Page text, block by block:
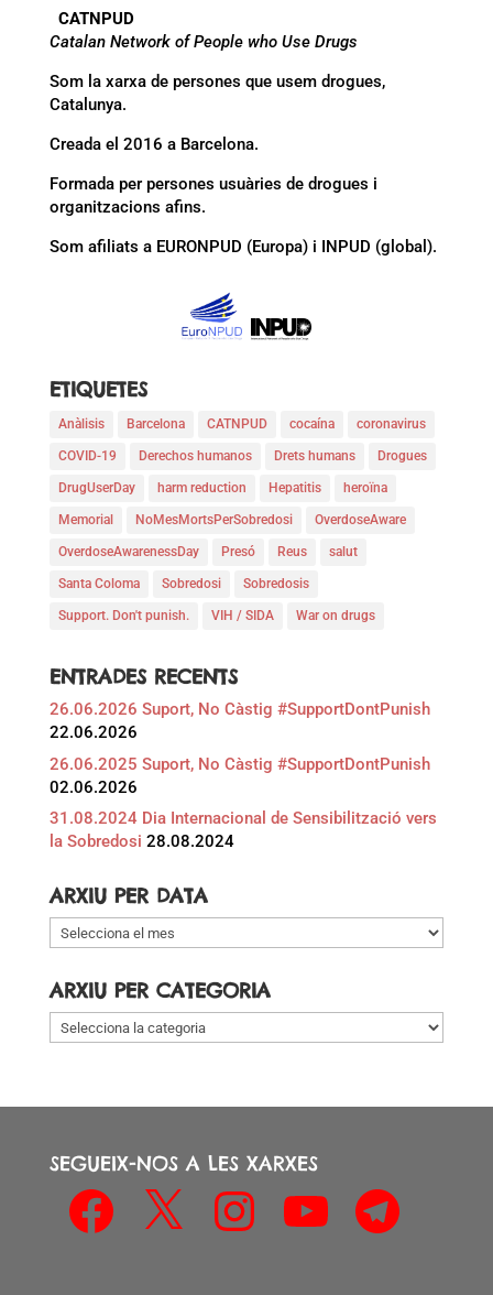
CATNPUD
Catalan Network of People who Use Drugs
Som la xarxa de persones que usem drogues,
Catalunya.
Creada el 2016 a Barcelona.
Formada per persones usuàries de drogues i
organitzacions afins.
Som afiliats a EURONPUD (Europa) i INPUD (global).
ETIQUETES
Anàlisis Barcelona CATNPUD cocaína coronavirus
COVID-19 Derechos humanos Drets humans Drogues
DrugUserDay harm reduction Hepatitis heroïna
Memorial NoMesMortsPerSobredosi OverdoseAware
OverdoseAwarenessDay Presó Reus salut
Santa Coloma Sobredosi Sobredosis
Support. Don't punish. VIH / SIDA War on drugs
ENTRADES RECENTS
26.06.2026 Suport, No Càstig #SupportDontPunish
22.06.2026
26.06.2025 Suport, No Càstig #SupportDontPunish
02.06.2026
31.08.2024 Dia Internacional de Sensibilització vers
la Sobredosi 28.08.2024
ARXIU PER DATA
Arxiu
per
ARXIU PER CATEGORIA
Arxiu
per
SEGUEIX-NOS A LES XARXES
Facebook Instagram Telegram